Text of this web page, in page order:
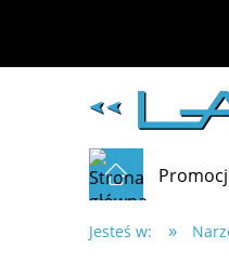
Jesteś w: »